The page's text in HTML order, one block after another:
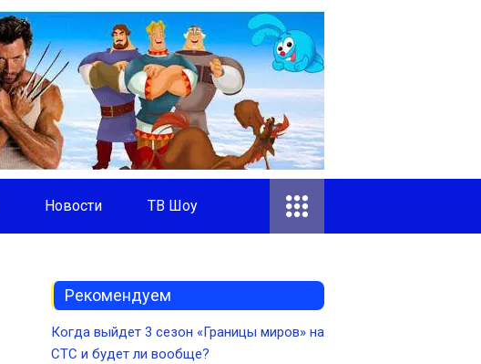
Новости ТВ Шоу
Рекомендуем
Когда выйдет 3 сезон «Границы миров» на
СТС и будет ли вообще?